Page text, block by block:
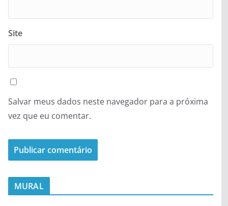
Site
Salvar meus dados neste navegador para a próxima
vez que eu comentar.
MURAL